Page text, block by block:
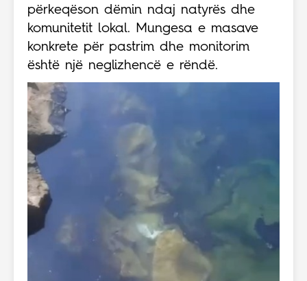
përkeqëson dëmin ndaj natyrës dhe
komunitetit lokal. Mungesa e masave
konkrete për pastrim dhe monitorim
është një neglizhencë e rëndë.